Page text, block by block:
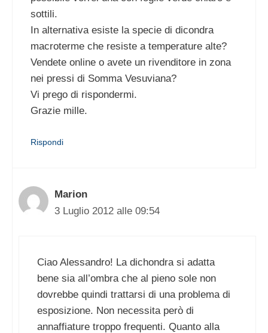
sottili.
In alternativa esiste la specie di dicondra
macroterme che resiste a temperature alte?
Vendete online o avete un rivenditore in zona
nei pressi di Somma Vesuviana?
Vi prego di rispondermi.
Grazie mille.
Rispondi
Marion
3 Luglio 2012 alle 09:54
Ciao Alessandro! La dichondra si adatta
bene sia all’ombra che al pieno sole non
dovrebbe quindi trattarsi di una problema di
esposizione. Non necessita però di
annaffiature troppo frequenti. Quanto alla